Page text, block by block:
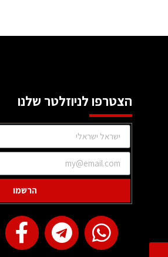
הצטרפו לניוזלטר שלנו
הרשמו